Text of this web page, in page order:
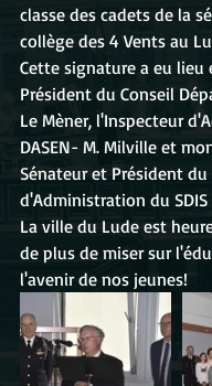
classe des cadets de la
collège des 4 Vents au
Cette signature a eu lieu
Président du Conseil
Le Mèner, l'Inspecteur
DASEN- M. Milville et
Sénateur et Président du
d'Administration du SDIS
La ville du Lude est
de plus de miser sur
l'avenir de nos jeunes!